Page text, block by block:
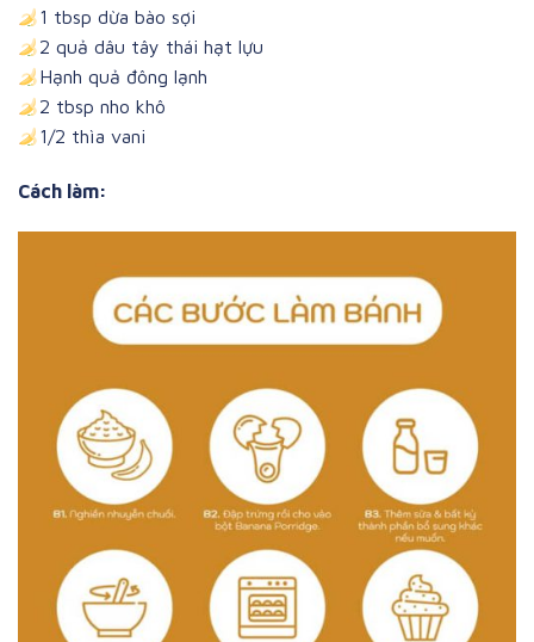
1 tbsp dừa bào sợi
2 quả dâu tây thái hạt lựu
Hạnh quả đông lạnh
2 tbsp nho khô
1/2 thìa vani
Cách làm: